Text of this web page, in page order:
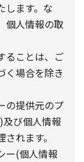
します。な
個人情報の取
ることは、ご
く場合を除き
の提供元のプ
び個人情報
れます。
ー(個人情報